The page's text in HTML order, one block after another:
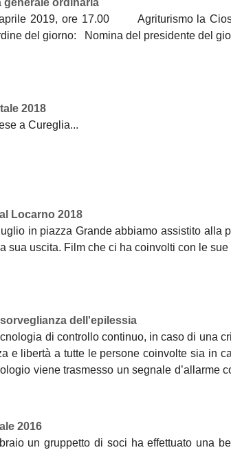
generale ordinaria
aprile 2019, ore 17.00 Agriturismo la
del giorno: Nomina del presidente del
2018
a Cureglia...
Locarno 2018
in piazza Grande abbiamo assistito alla
sua uscita. Film che ci ha coinvolti con le
dell'epilessia
di controllo continuo, in caso di una
e libertà a tutte le persone coinvolte sia in
viene trasmesso un segnale d’allarme
2016
un gruppetto di soci ha effettuato una